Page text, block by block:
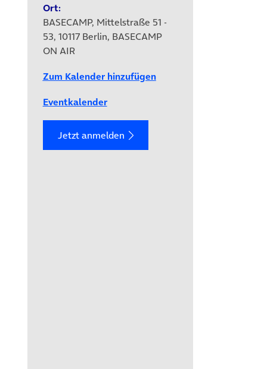
Ort:
BASECAMP, Mittelstraße 51 -
53, 10117 Berlin, BASECAMP
ON AIR
Zum Kalender hinzufügen
Eventkalender
Jetzt anmelden